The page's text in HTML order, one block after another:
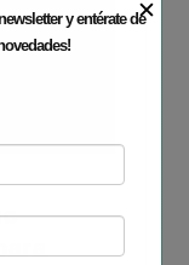
✕
y entérate de